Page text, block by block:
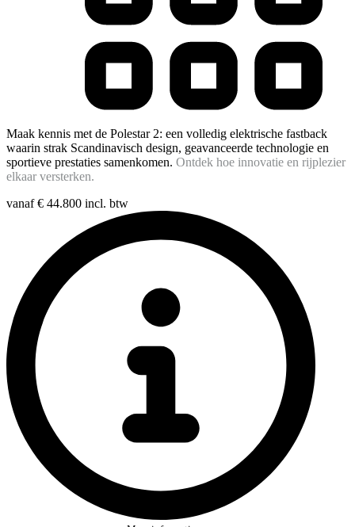
Maak kennis met de Polestar 2: een volledig elektrische fastback
waarin strak Scandinavisch design, geavanceerde technologie en
sportieve prestaties samenkomen. Ontdek hoe innovatie en rijplezier
elkaar versterken.
vanaf € 44.800 incl. btw